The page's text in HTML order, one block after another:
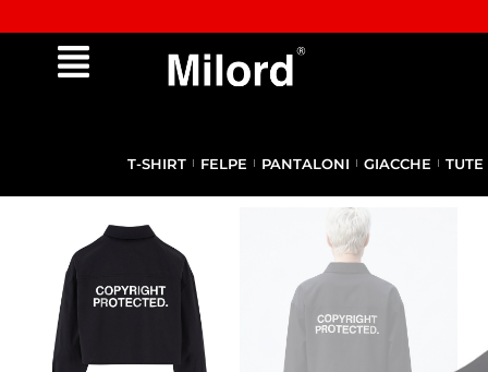
T-SHIRT FELPE PANTALONI GIACCHE TUTE